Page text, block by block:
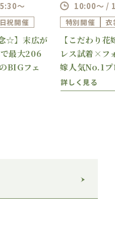
～
祝開催
☆】末広が
最大206
BIGフェ
10:00～ /
特別開催 衣
【こだわり
レス試着×フ
嫁人気No.1プ
詳しく見る